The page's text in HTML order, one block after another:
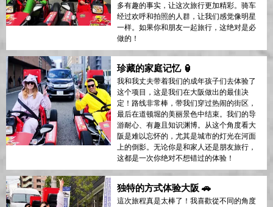
多有趣的事实，让这次旅行更加精彩。骑车
经过欢呼和拍照的人群，让我们感觉像明星
一样。如果你和朋友一起旅行，这绝对是必
做的！
珍藏的家庭记忆 🏮
我和我丈夫带着我们的成年孩子们去体验了
这个项目，这是我们在大阪做出的最佳决
定！路线非常棒，带我们穿过热闹的街区，
最后在道顿堀的美丽景色中结束。我们的导
游耐心、有趣且知识渊博。从这个角度看大
阪是难以忘怀的，尤其是城市的灯光在河面
上的倒影。无论你是和家人还是朋友旅行，
这都是一次你绝对不想错过的体验！
独特的方式体验大阪 🚗
這次旅程真是太棒了！我喜歡從不同的角度